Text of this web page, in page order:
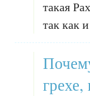
такая
так как